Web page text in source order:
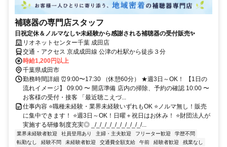
補聴器の専門店スタッフ
日祝定休＆ノルマなし✨未経験から感謝される補聴器の受付販売✨
リオネットセンター千葉 成田店
交通・アクセス 京成成田線 公津の杜駅から徒歩３分
時給1,200円以上
千葉県成田市
勤務時間詳細 ⏰9:00〜17:30 （休憩60分） ★週3日～OK！ 【1日の
流れイメージ】 09:00 〜 開店準備 店内の掃除、予約の確認 10:00 〜
お客様の受付・接客 「最近聴こえづ...
仕事内容 ⭐職種未経験・業界未経験いずれもOK ⭐ノルマ無し！販売
に集中できます！ ⭐週3日～OK！日曜＋祝日はお休み！ ⭐財団法人が
実施する研修制度充実◎ _/_/_/_/_/_/_/_/_/_/...
業界未経験者歓迎 社員登用あり 主婦・主夫歓迎 フリーター歓迎
学歴不問
転勤なし
経験不問 未経験者歓迎 交通費全額支給 午前 経験者歓迎
残業なし